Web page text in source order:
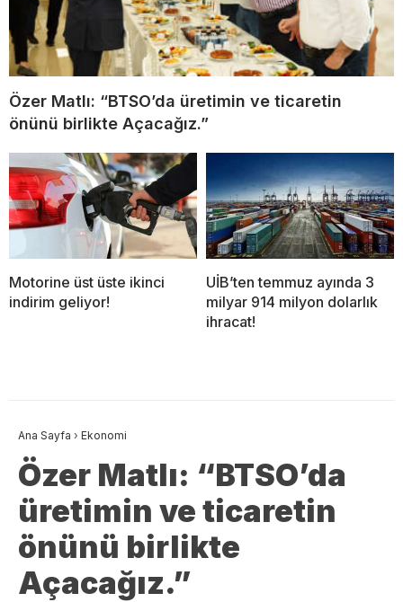
Özer Matlı: “BTSO’da üretimin ve ticaretin
önünü birlikte Açacağız.”
Motorine üst üste ikinci
indirim geliyor!
UİB’ten temmuz ayında 3
milyar 914 milyon dolarlık
ihracat!
Ana Sayfa › Ekonomi
Özer Matlı: “BTSO’da
üretimin ve ticaretin
önünü birlikte
Açacağız.”